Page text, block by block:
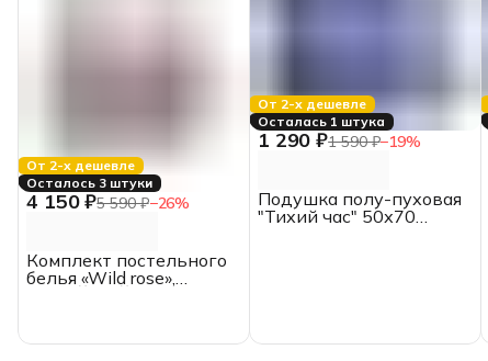
От 2-х дешевле
Осталось 3 штуки
4 150 ₽5 590 ₽−26%
Комплект постельного
белья «Wild rose»,
От 2-х дешевле
Осталась 1 штука
1 290 ₽1 590 ₽−19%
Подушка полу-пуховая
"Тихий час" 50х70